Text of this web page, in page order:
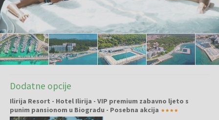
Dodatne opcije
Ilirija Resort - Hotel Ilirija - VIP premium zabavno ljeto s
punim pansionom u Biogradu - Posebna akcija